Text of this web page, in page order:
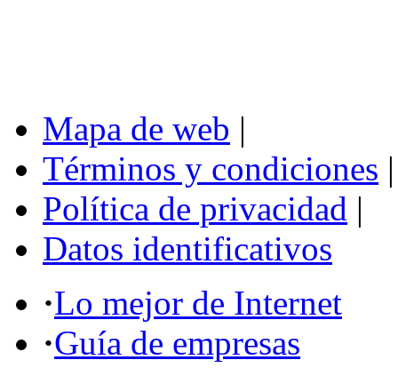
Mapa de web |
Términos y condiciones |
Política de privacidad |
Datos identificativos
·Lo mejor de Internet
·Guía de empresas